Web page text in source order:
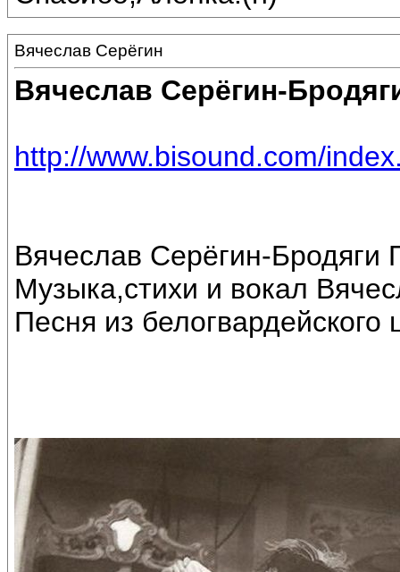
Вячеслав Серёгин
Вячеслав Серёгин-
http://www.bisound.com/
Вячеслав Серёгин-Бродяги
Музыка,стихи и вокал
Песня из белогвардейского